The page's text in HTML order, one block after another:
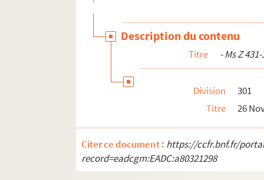
Ms Z 584 à Z 609
Ms Z 621 à Z 638
Description du contenu
Titre - Ms Z
Division
301
Titre
26
Citer ce document : https://ccfr.bnf.fr/
record=eadcgm:EADC:a80321298